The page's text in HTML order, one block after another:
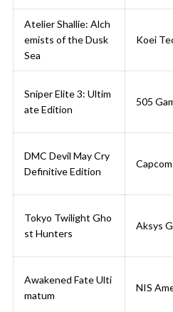
Atelier Shallie: Alch
emists of the Dusk
Sea
Koei
Sniper Elite 3: Ultim
ate Edition
505
DMC Devil May Cry
Definitive Edition
Capcom
Tokyo Twilight Gho
st Hunters
Aksys
Awakened Fate Ulti
matum
NIS